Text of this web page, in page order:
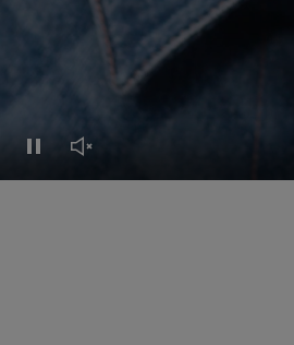
Pausar el vídeo
Activar el sonido del vídeo